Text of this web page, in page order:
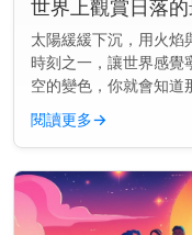
世界上觀賞日落
太陽緩緩下沉，用火焰
時刻之一，讓世界感覺
空的變色，你就會知道
地方更好。這裡的景色
往聖托里尼、大...
閱讀更多→